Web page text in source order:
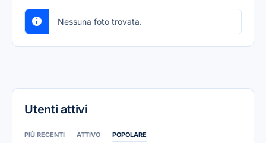
Nessuna foto trovata.
Utenti attivi
PIÙ RECENTI ATTIVO POPOLARE